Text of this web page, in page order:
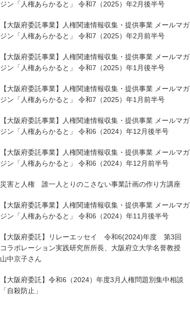
ジン「人権あらかると」 令和7（2025）年2月後半号
【大阪府委託事業】人権関連情報収集・提供事業 メールマガ
ジン「人権あらかると」 令和7（2025）年2月前半号
【大阪府委託事業】人権関連情報収集・提供事業 メールマガ
ジン「人権あらかると」 令和7（2025）年1月後半号
【大阪府委託事業】人権関連情報収集・提供事業 メールマガ
ジン「人権あらかると」 令和7（2025）年1月前半号
【大阪府委託事業】人権関連情報収集・提供事業 メールマガ
ジン「人権あらかると」 令和6（2024）年12月後半号
【大阪府委託事業】人権関連情報収集・提供事業 メールマガ
ジン「人権あらかると」 令和6（2024）年12月前半号
災害と人権 誰一人とりのこさない事業計画の作り方講座
【大阪府委託事業】人権関連情報収集・提供事業 メールマガ
ジン「人権あらかると」 令和6（2024）年11月後半号
【大阪府委託】リレーエッセイ 令和6(2024)年度 第3回
コラボレーション実践研究所所長、大阪府立大学名誉教授
山中京子さん
【大阪府委託】令和6（2024）年度3月人権問題別集中相談
「自殺防止」